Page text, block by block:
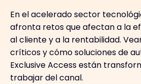
En el acelerado sector
afronta retos que afectan a la
al cliente y a la rentabilidad.
críticos y cómo soluciones de
Exclusive Access están
trabajar del canal.